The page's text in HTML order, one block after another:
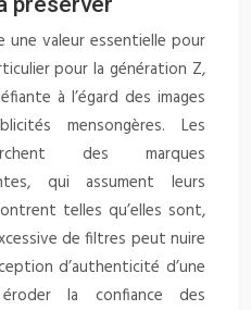
une valeur essentielle pour
pour la génération Z,
à l’égard des images
mensongères. Les
des marques
qui assument leurs
telles qu’elles sont,
de filtres peut nuire
d’authenticité d’une
la confiance des